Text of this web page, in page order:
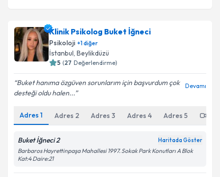
Klinik Psikolog Buket İğneci
Psikoloji +1diğer
İstanbul, Beylikdüzü
5 (27 Değerlendirme)
Buket hanıma özgüven sorunlarım için başvurdum çok
desteği oldu halen...
Devamı
Adres 1 Adres 2 Adres 3 Adres 4 Adres 5
Buket İğneci 2 Haritada Göster
Barbaros Hayrettinpaşa Mahallesi 1997. Sokak Park Konutları A Blok
Kat:4 Daire:21